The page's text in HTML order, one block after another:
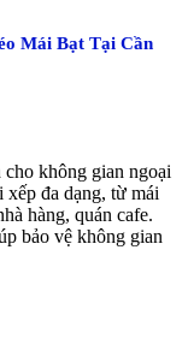
Mái Bạt Tại Cần
không gian ngoại
xếp đa dạng, từ mái
hàng, quán cafe.
bảo vệ không gian